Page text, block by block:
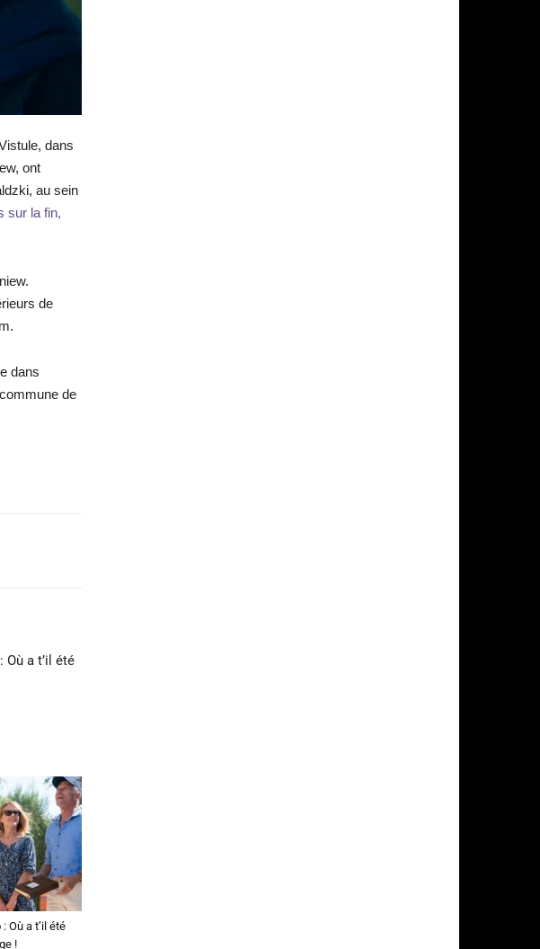
dans
ont
au sein
sur la fin,
de
dans
de
Où a t’il été
Où a t’il été
!